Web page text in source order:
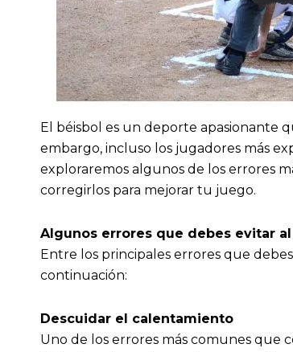
El béisbol es un deporte apasionante
embargo, incluso los jugadores más
exploraremos algunos de los errores
corregirlos para mejorar tu juego.
Algunos errores que debes evitar
Entre los principales errores que
continuación:
Descuidar el calentamiento
Uno de los errores más comunes que